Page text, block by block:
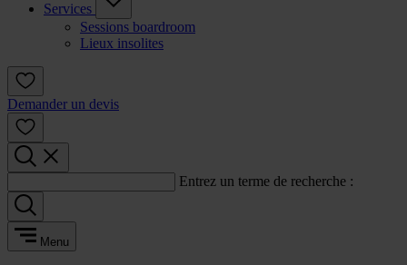
Services
Sessions boardroom
Lieux insolites
Demander un devis
Entrez un terme de recherche :
Menu